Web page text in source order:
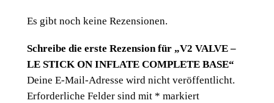
Es gibt noch keine Rezensionen.
Schreibe die erste Rezension für „V2 VALVE –
LE STICK ON INFLATE COMPLETE BASE“
Deine E-Mail-Adresse wird nicht veröffentlicht.
Erforderliche Felder sind mit * markiert